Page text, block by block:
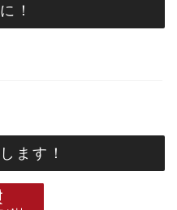
！
ます！